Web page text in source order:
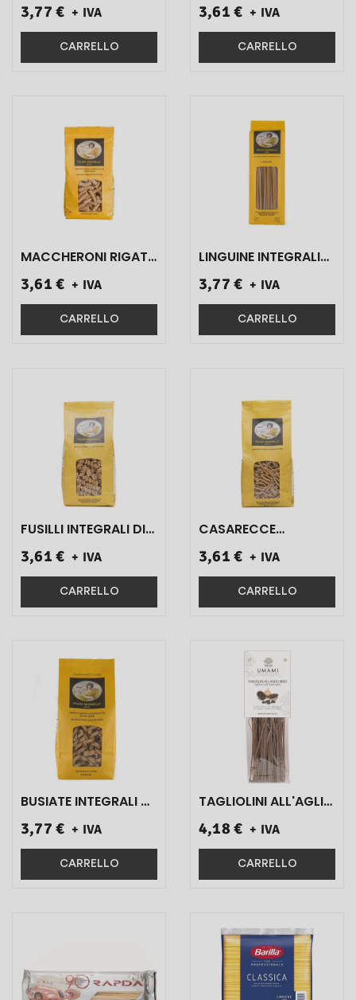
SICILIANO ART.01 500
GR 1 PZ}
3,77 € + IVA
CARRELLO
DURO SICILIANO
ART.03 500 GR 1 PZ}
3,61 € + IVA
CARRELLO
MACCHERONI RIGATI
DURO SICILIANO
ART.05 500 GR 1 PZ}
3,61 € + IVA
CARRELLO
LINGUINE INTEGRALI
SICILIANO ART.09
500 GR 1 PZ}
3,77 € + IVA
CARRELLO
FUSILLI INTEGRALI DI
SICILIANO ART.012
500 GR 1 PZ}
3,61 € + IVA
CARRELLO
CASARECCE
DURO SICILIANO
ART.02 500 GR 1 PZ}
3,61 € + IVA
CARRELLO
BUSIATE INTEGRALI DI
SICILIANO ART.06
500 GR 1 PZ}
3,77 € + IVA
CARRELLO
TAGLIOLINI ALL'AGLIO
GR 1 PZ}
4,18 € + IVA
CARRELLO